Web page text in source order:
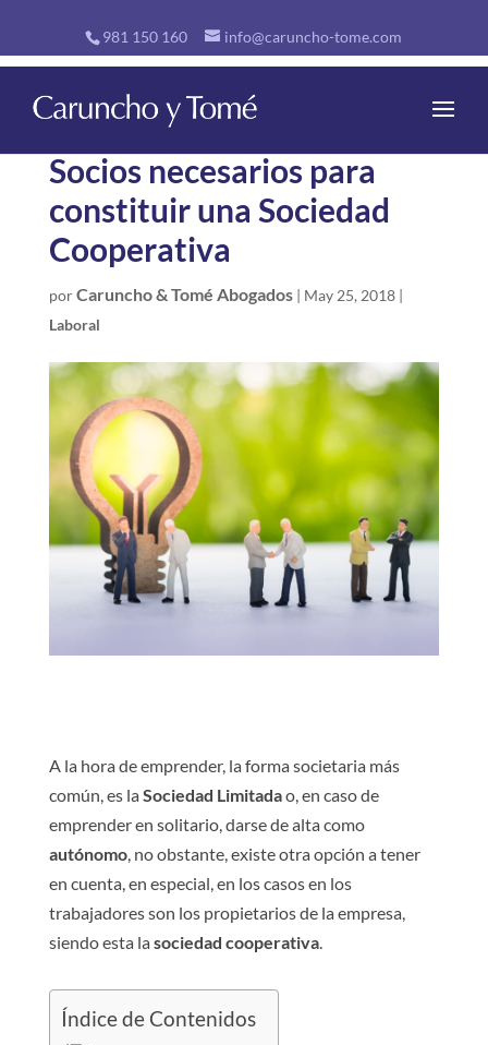
981 150 160 info@caruncho-tome.com
Socios necesarios para
constituir una Sociedad
Cooperativa
porCaruncho & Tomé Abogados| May 25, 2018|
Laboral
A la hora de emprender, la forma societaria más
común, es laSociedad Limitadao, en caso de
emprender en solitario, darse de alta como
autónomo, no obstante, existe otra opción a tener
en cuenta, en especial, en los casos en los
trabajadores son los propietarios de la empresa,
siendo esta lasociedad cooperativa.
Índice de Contenidos